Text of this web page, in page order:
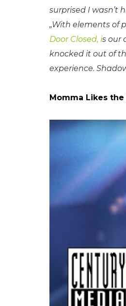
surprised I wasn’t
„With elements of
Door Closed‚ is our
knocked it out of
experience.
Momma Likes